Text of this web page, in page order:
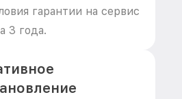
гарантии на сервис
3 года.